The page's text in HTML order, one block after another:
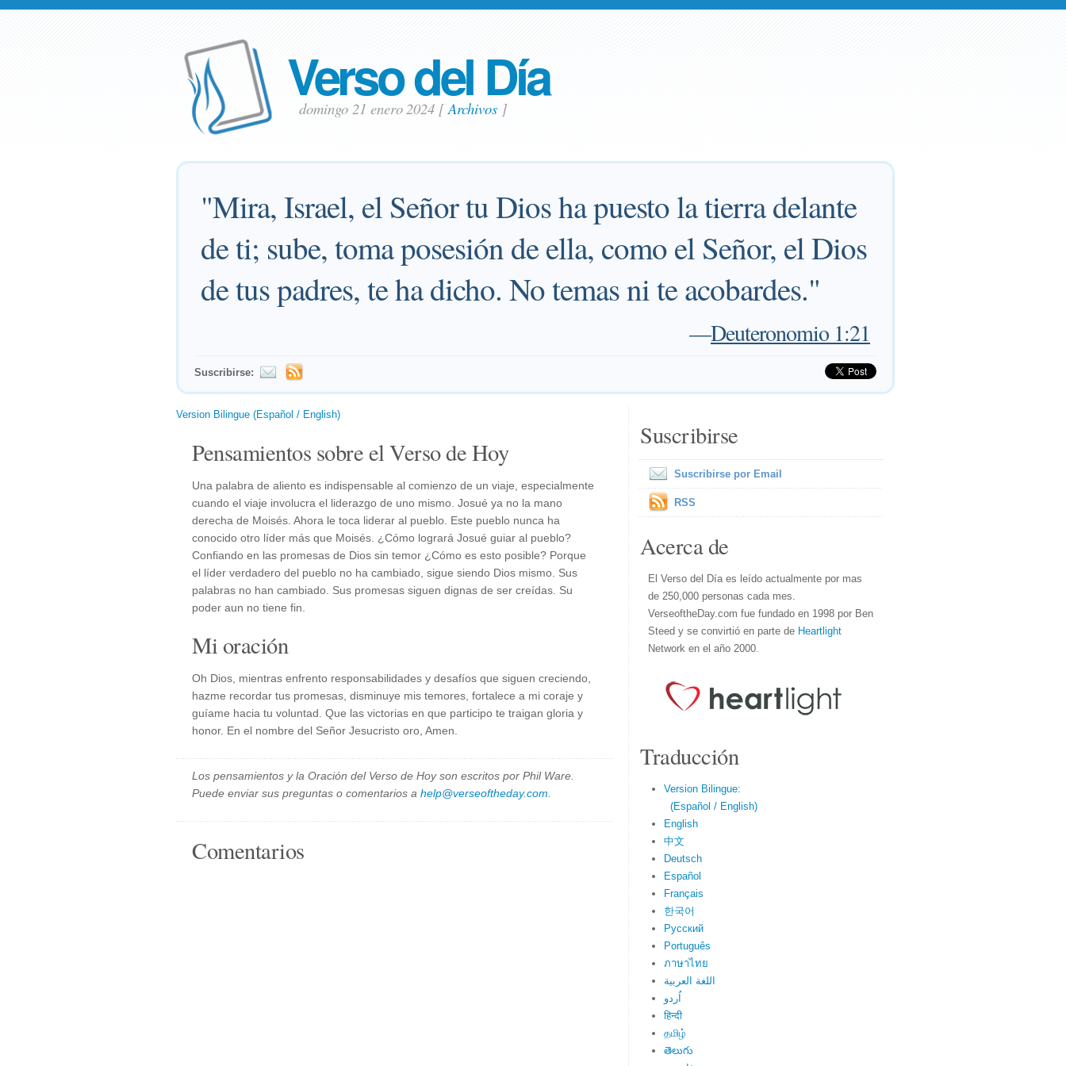
Verso del Día
domingo 21 enero 2024 [Archivos]
"Mira, Israel, el Señor tu Dios ha puesto la tierra delante
de ti; sube, toma posesión de ella, como el Señor, el Dios
de tus padres, te ha dicho. No temas ni te acobardes."
—Deuteronomio 1:21
Suscribirse:
Version Bilingue (Español / English)
Pensamientos sobre el Verso de Hoy
Una palabra de aliento es indispensable al comienzo de un viaje, especialmente
cuando el viaje involucra el liderazgo de uno mismo. Josué ya no la mano
derecha de Moisés. Ahora le toca liderar al pueblo. Este pueblo nunca ha
conocido otro líder más que Moisés. ¿Cómo logrará Josué guiar al pueblo?
Confiando en las promesas de Dios sin temor ¿Cómo es esto posible? Porque
el líder verdadero del pueblo no ha cambiado, sigue siendo Dios mismo. Sus
palabras no han cambiado. Sus promesas siguen dignas de ser creídas. Su
poder aun no tiene fin.
Mi oración
Oh Dios, mientras enfrento responsabilidades y desafíos que siguen creciendo,
hazme recordar tus promesas, disminuye mis temores, fortalece a mi coraje y
guíame hacia tu voluntad. Que las victorias en que participo te traigan gloria y
honor. En el nombre del Señor Jesucristo oro, Amen.
Los pensamientos y la Oración del Verso de Hoy son escritos por Phil Ware.
Puede enviar sus preguntas o comentarios a help@verseoftheday.com
Comentarios
Suscribirse
Suscribirse por Email
RSS
Acerca de
El Verso del Día es leído actualmente por mas
de 250,000 personas cada mes.
VerseoftheDay.com fue fundado en 1998 por Ben
Steed y se convirtió en parte de Heartlight
Network en el año 2000.
Traducción
Version Bilingue:
(Español / English)
English
中文
Deutsch
Español
Français
한국어
Русский
Português
ภาษาไทย
اللغة العربية
اُردو
हिन्दी
தமிழ்
తెలుగు